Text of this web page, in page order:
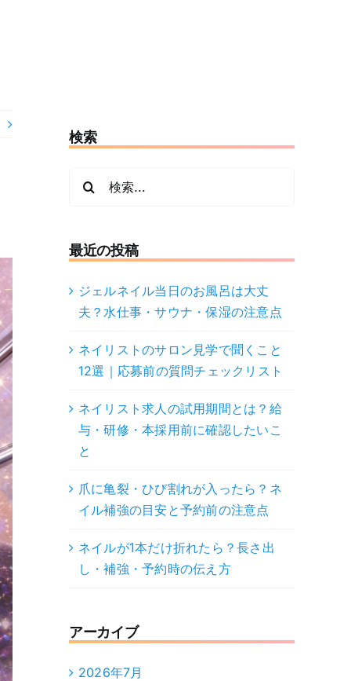
検索
最近の投稿
ジェルネイル当日のお風呂は大丈
夫？水仕事・サウナ・保湿の注意点
ネイリストのサロン見学で聞くこと
12選｜応募前の質問チェックリスト
ネイリスト求人の試用期間とは？給
与・研修・本採用前に確認したいこ
と
爪に亀裂・ひび割れが入ったら？ネ
イル補強の目安と予約前の注意点
ネイルが1本だけ折れたら？長さ出
し・補強・予約時の伝え方
アーカイブ
2026年7月